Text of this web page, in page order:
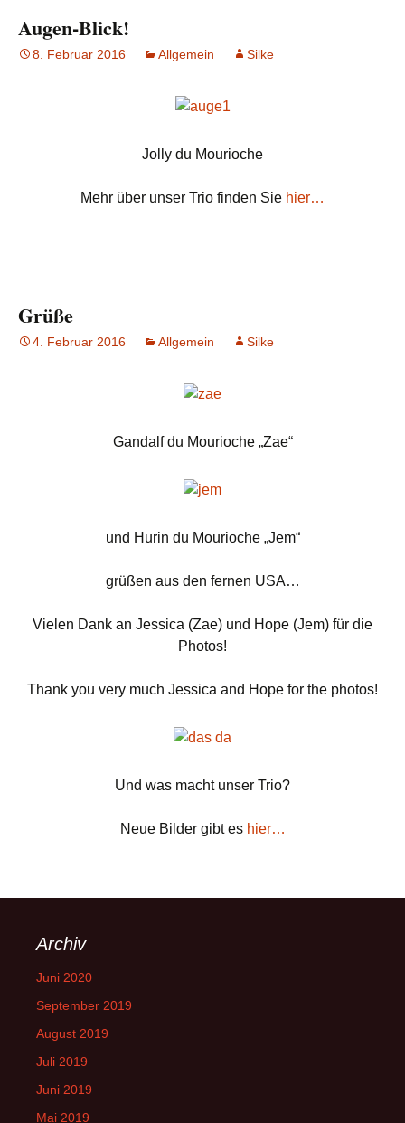
Augen-Blick!
8. Februar 2016 Allgemein Silke
Jolly du Mourioche
Mehr über unser Trio finden Sie hier…
Grüße
4. Februar 2016 Allgemein Silke
Gandalf du Mourioche „Zae“
und Hurin du Mourioche „Jem“
grüßen aus den fernen USA…
Vielen Dank an Jessica (Zae) und Hope (Jem) für die
Photos!
Thank you very much Jessica and Hope for the photos!
Und was macht unser Trio?
Neue Bilder gibt es hier…
Archiv
Juni 2020
September 2019
August 2019
Juli 2019
Juni 2019
Mai 2019